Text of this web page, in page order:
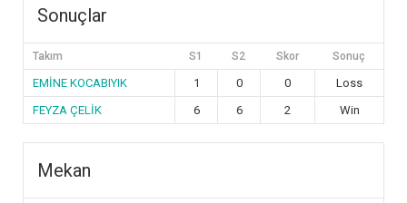
Sonuçlar
Takım S1 S2 Skor Sonuç
EMİNE KOCABIYIK 1 0 0
Loss
FEYZA ÇELİK
6 6 2 Win
Mekan